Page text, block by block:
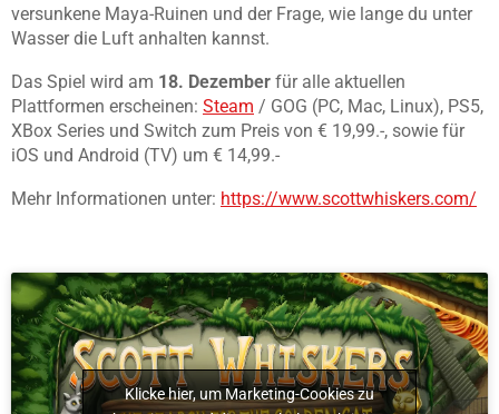
versunkene Maya-Ruinen und der Frage, wie lange du unter
Wasser die Luft anhalten kannst.
Das Spiel wird am 18. Dezember für alle aktuellen
Plattformen erscheinen: Steam / GOG (PC, Mac, Linux), PS5,
XBox Series und Switch zum Preis von € 19,99.-, sowie für
iOS und Android (TV) um € 14,99.-
Mehr Informationen unter: https://www.scottwhiskers.com/
Klicke hier, um Marketing-Cookies zu